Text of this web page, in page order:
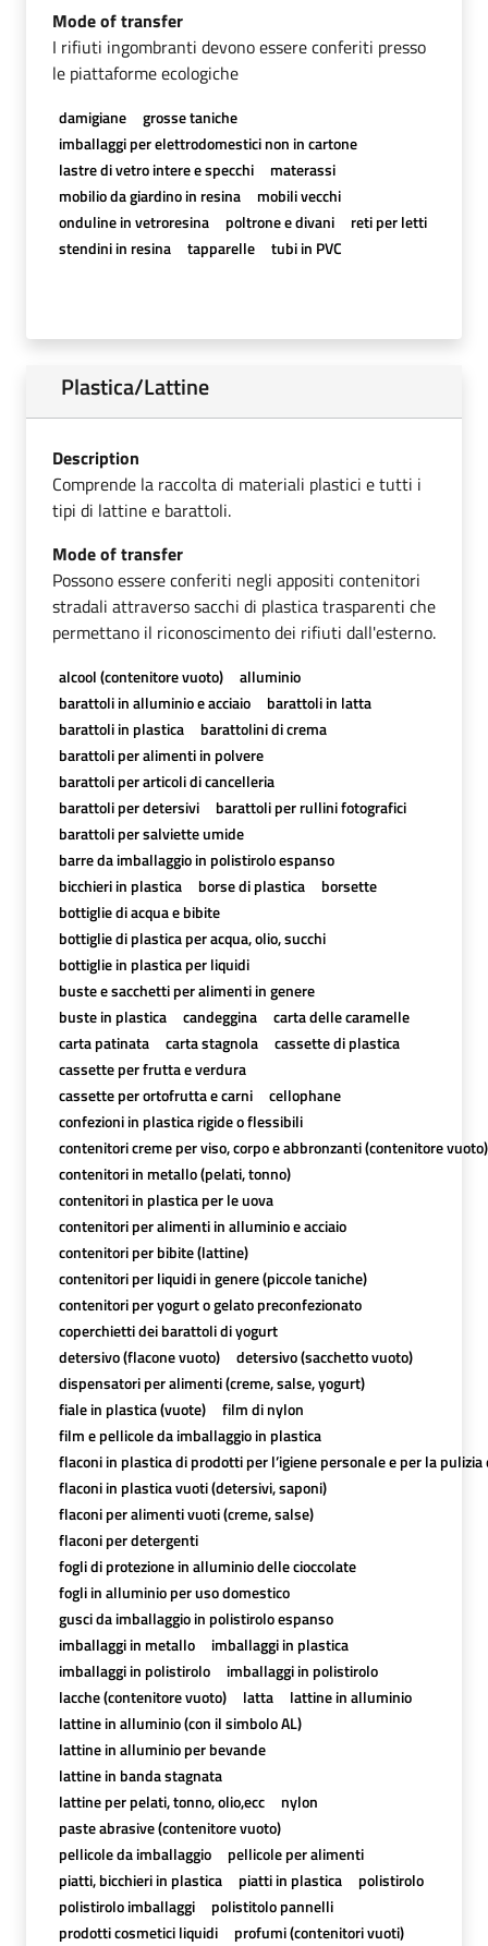
Mode of transfer
I rifiuti ingombranti devono essere conferiti presso
le piattaforme ecologiche
damigiane
grosse taniche
imballaggi per elettrodomestici non in cartone
lastre di vetro intere e specchi
materassi
mobilio da giardino in resina
mobili vecchi
onduline in vetroresina
poltrone e divani
reti per letti
stendini in resina
tapparelle tubi in PVC
Plastica/Lattine
Description
Comprende la raccolta di materiali plastici e tutti i
tipi di lattine e barattoli.
Mode of transfer
Possono essere conferiti negli appositi contenitori
stradali attraverso sacchi di plastica trasparenti che
permettano il riconoscimento dei rifiuti dall'esterno.
alcool (contenitore vuoto)
alluminio
barattoli in alluminio e acciaio
barattoli in latta
barattoli in plastica
barattolini di crema
barattoli per alimenti in polvere
barattoli per articoli di cancelleria
barattoli per detersivi
barattoli per rullini fotografici
barattoli per salviette umide
barre da imballaggio in polistirolo espanso
bicchieri in plastica
borse di plastica
borsette
bottiglie di acqua e bibite
bottiglie di plastica per acqua, olio, succhi
bottiglie in plastica per liquidi
buste e sacchetti per alimenti in genere
buste in plastica
candeggina
carta delle caramelle
carta patinata
carta stagnola
cassette di plastica
cassette per frutta e verdura
cassette per ortofrutta e carni
cellophane
confezioni in plastica rigide o flessibili
contenitori creme per viso, corpo e abbronzanti (contenitore vuoto)
contenitori in metallo (pelati, tonno)
contenitori in plastica per le uova
contenitori per alimenti in alluminio e acciaio
contenitori per bibite (lattine)
contenitori per liquidi in genere (piccole taniche)
contenitori per yogurt o gelato preconfezionato
coperchietti dei barattoli di yogurt
detersivo (flacone vuoto)
detersivo (sacchetto vuoto)
dispensatori per alimenti (creme, salse, yogurt)
fiale in plastica (vuote)
film di nylon
film e pellicole da imballaggio in plastica
flaconi in plastica di prodotti per l’igiene personale e per la pulizia
flaconi in plastica vuoti (detersivi, saponi)
flaconi per alimenti vuoti (creme, salse)
flaconi per detergenti
fogli di protezione in alluminio delle cioccolate
fogli in alluminio per uso domestico
gusci da imballaggio in polistirolo espanso
imballaggi in metallo
imballaggi in plastica
imballaggi in polistirolo
imballaggi in polistirolo
lacche (contenitore vuoto)
latta
lattine in alluminio
lattine in alluminio (con il simbolo AL)
lattine in alluminio per bevande
lattine in banda stagnata
lattine per pelati, tonno, olio,ecc
nylon
paste abrasive (contenitore vuoto)
pellicole da imballaggio
pellicole per alimenti
piatti, bicchieri in plastica
piatti in plastica
polistirolo
polistirolo imballaggi
polistitolo pannelli
prodotti cosmetici liquidi
profumi (contenitori vuoti)